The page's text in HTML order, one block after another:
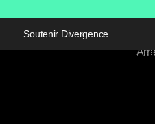
Soutenir Divergence